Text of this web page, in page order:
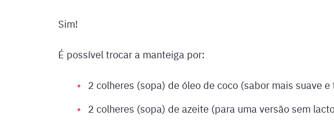
Sim!
É possível trocar a manteiga por:
2 colheres (sopa) de óleo de coco (sabor mais suave e
2 colheres (sopa) de azeite (para uma versão sem